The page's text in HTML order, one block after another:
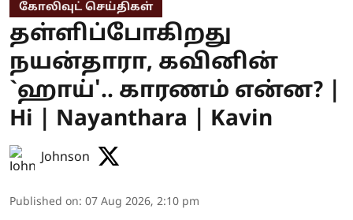
கோலிவுட் செய்திகள்
தள்ளிப்போகிறது
நயன்தாரா, கவினின்
`ஹாய்'.. காரணம் என்ன? |
Hi | Nayanthara | Kavin
Johnson
Published on: 07 Aug 2026, 2:10 pm